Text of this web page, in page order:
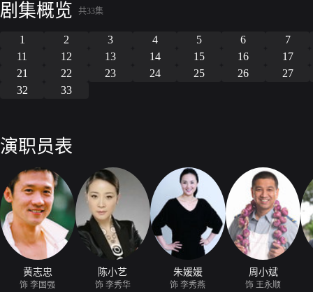
剧集概览 共33集
1 2 3 4 5 6
7
11
12 13 14 15 16
17
21
22 23 24 25 26
27
32
33
演职员表
黄志忠
饰 李国强
陈小艺
饰 李秀华
朱媛媛
饰 李秀燕
周小斌
饰 王永顺